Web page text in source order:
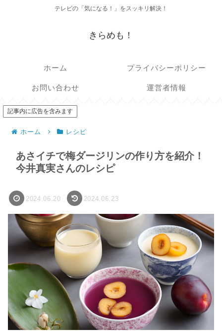
テレビの「気になる！」をスッキリ解決！
きらめも！
ホーム プライバシーポリシー
お問い合わせ 運営者情報
記事内に広告を含みます
ホーム レシピ
あさイチで梅ダージリンの作り方を紹介！
今井真実さんのレシピ
2024.06.20 2024.06.23